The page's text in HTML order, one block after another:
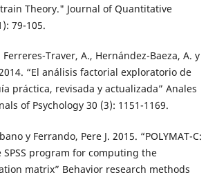
Theory." Journal of Quantitative
79-105.
Traver, A., Hernández-Baeza, A. y
“El análisis factorial exploratorio de
práctica, revisada y actualizada” Anales
of Psychology 30 (3): 1151-1169.
y Ferrando, Pere J. 2015. “POLYMAT-C:
SPSS program for computing the
matrix” Behavior research methods